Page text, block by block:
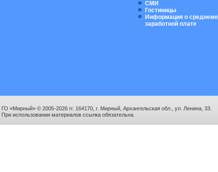
СМИ
Гостиницы
Информация о
заработной плате
ГО «Мирный» © 2005-2026 гг. 164170, г. Мирный, Архангельская обл., ул. Ленина, 33.
При использовании материалов ссылка обязательна.